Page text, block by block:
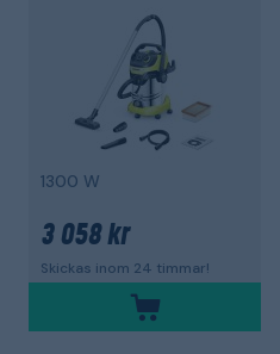
1300 W
3 058 kr
Skickas inom 24 timmar!